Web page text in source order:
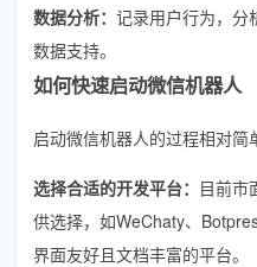
数据分析： 记录用户行为，分
数据支持。
如何快速启动微信机器人
启动微信机器人的过程相对简
选择合适的开发平台： 目前市
供选择，如WeChaty、
界面友好且文档丰富的平台。